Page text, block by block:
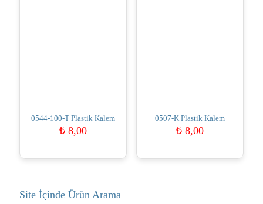
0544-100-T Plastik Kalem
₺ 8,00
0507-K Plastik Kalem
₺8,00
Site İçinde Ürün Arama